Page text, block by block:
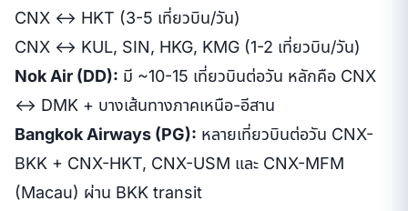
CNX ↔ HKT (3-5 เที่ยวบิน/วัน)
CNX ↔ KUL, SIN, HKG, KMG (1-2 เที่ยวบิน/วัน)
Nok Air (DD): มี ~10-15 เที่ยวบินต่อวัน หลักคือ CNX
↔ DMK + บางเส้นทางภาคเหนือ-อีสาน
Bangkok Airways (PG): หลายเที่ยวบินต่อวัน CNX-
BKK + CNX-HKT, CNX-USM และ CNX-MFM
(Macau) ผ่าน BKK transit